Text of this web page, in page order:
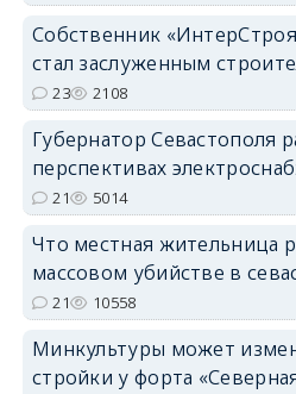
Собственник
стал заслуженным
23 2108
Губернатор Севастополя
перспективах
21 5014
Что местная жительница
массовом убийстве в
21 10558
Минкультуры может
стройки у форта